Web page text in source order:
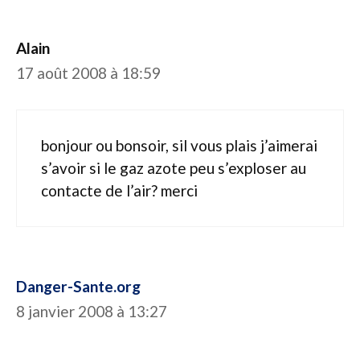
Alain
17 août 2008 à 18:59
bonjour ou bonsoir, sil vous plais j’aimerai
s’avoir si le gaz azote peu s’exploser au
contacte de l’air? merci
Danger-Sante.org
8 janvier 2008 à 13:27